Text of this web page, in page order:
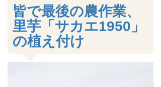
皆で最後の農作業、
里芋「サカエ1950」
の植え付け